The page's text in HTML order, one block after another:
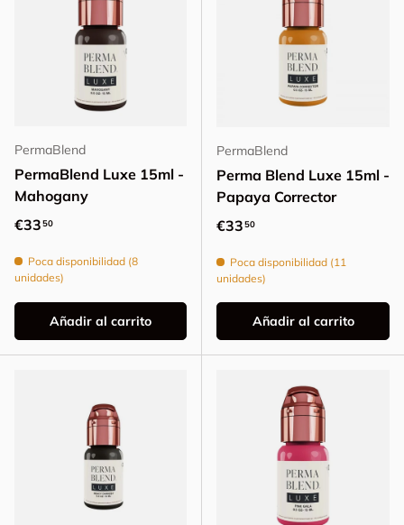
PermaBlend
PermaBlend Luxe 15ml -
Mahogany
Precio normal
€3350
Poca disponibilidad (8
unidades)
Añadir al carrito
PermaBlend
Perma Blend Luxe 15ml -
Papaya Corrector
Precio normal
€3350
Poca disponibilidad (11
unidades)
Añadir al carrito